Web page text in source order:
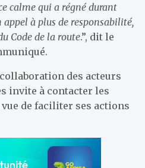
calme qui a régné durant
à plus de responsabilité,
Code de la route.”, dit le
des acteurs
invite à contacter les
de faciliter ses actions